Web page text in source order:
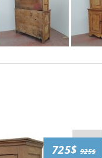
725$ 925$